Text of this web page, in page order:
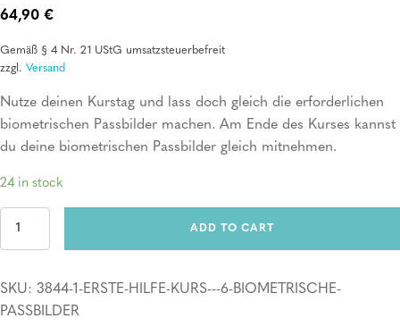
64,90 €
Gemäß § 4 Nr. 21 UStG umsatzsteuerbefreit
zzgl. Versand
Nutze deinen Kurstag und lass doch gleich die erforderlichen
biometrischen Passbilder machen. Am Ende des Kurses kannst
du deine biometrischen Passbilder gleich mitnehmen.
24 in stock
Erste
6
biometrische
ADD TO CART
SKU: 3844-1-ERSTE-HILFE-KURS---6-BIOMETRISCHE-
PASSBILDER